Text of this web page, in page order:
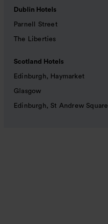
Dublin Hotels
Parnell Street
The Liberties
Scotland Hotels
Edinburgh, Haymarket
Glasgow
Edinburgh, St Andrew Square